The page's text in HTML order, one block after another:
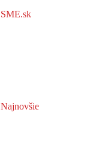
SME.sk
Najnovšie